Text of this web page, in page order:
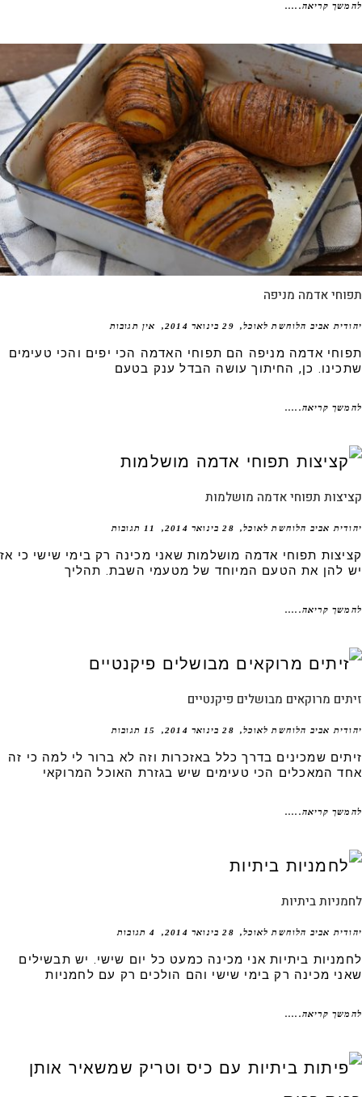
קריאה.....
אדמה מניפה
אביב הלוחשת לאוכל 29 בינואר 2014 אין תגובות
אדמה מניפה הם תפוחי האדמה הכי יפים והכי טעימים
כן, החיתוך עושה הבדל ענק בטעם
קריאה.....
תפוחי אדמה מושלמות
אביב הלוחשת לאוכל 28 בינואר 2014 11 תגובות
תפוחי אדמה מושלמות שאני מכינה רק בימי שישי כי אז
להן את הטעם המיוחד של מטעמי השבת. תהליך
קריאה.....
מרוקאים מבושלים פיקנטיים
אביב הלוחשת לאוכל 28 בינואר 2014 15 תגובות
שמכינים בדרך כלל באזכרות וזה לא ברור לי למה כי זה
המאכלים הכי טעימים שיש בגזרת האוכל המרוקאי
קריאה.....
ביתיות
אביב הלוחשת לאוכל 28 בינואר 2014 4 תגובות
ביתיות אני מכינה כמעט כל יום שישי. יש תבשילים
מכינה רק בימי שישי והם הולכים רק עם לחמניות
קריאה.....